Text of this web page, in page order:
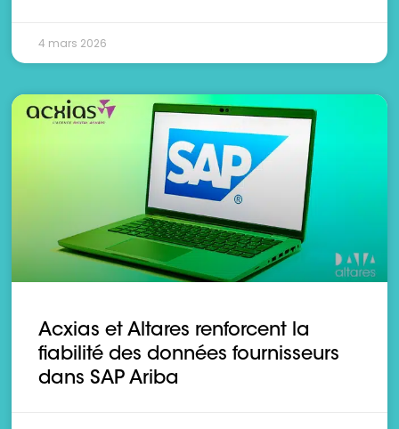
4 mars 2026
Acxias et Altares renforcent la
fiabilité des données fournisseurs
dans SAP Ariba